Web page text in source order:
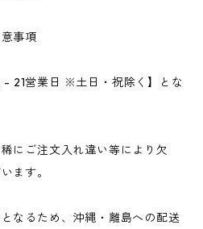
事項
21営業日 ※土日・祝除く】とな
にご注文入れ違い等により欠
ます。
なるため、沖縄・離島への配送